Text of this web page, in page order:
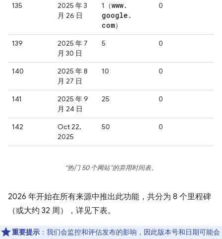
135
2025 年 3
月 26 日
1（www.
google .
com）
0
139
2025 年 7
月 30 日
5 0
140
2025 年 8
月 27 日
10 0
141
2025 年 9
月 24 日
25 0
142
Oct 22,
2025
50 0
“热门 50 个网站”的弃用时间表。
2026 年开始在所有来源中推出此功能，共分为 8 个里程碑
（或大约 32 周），详见下表。
重要提示 ：我们会监控和评估发布的影响，因此版本号和日期可能会